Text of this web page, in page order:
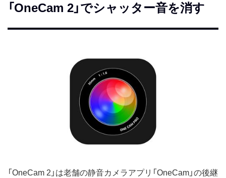
「OneCam 2」でシャッター音を消す
「OneCam 2」は老舗の静音カメラアプリ「OneCam」の後継